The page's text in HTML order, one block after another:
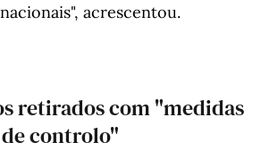
acrescentou.
retirados com "medidas
controlo"